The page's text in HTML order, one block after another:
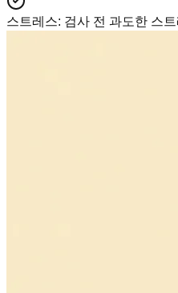
스트레스: 검사 전 과도한 스